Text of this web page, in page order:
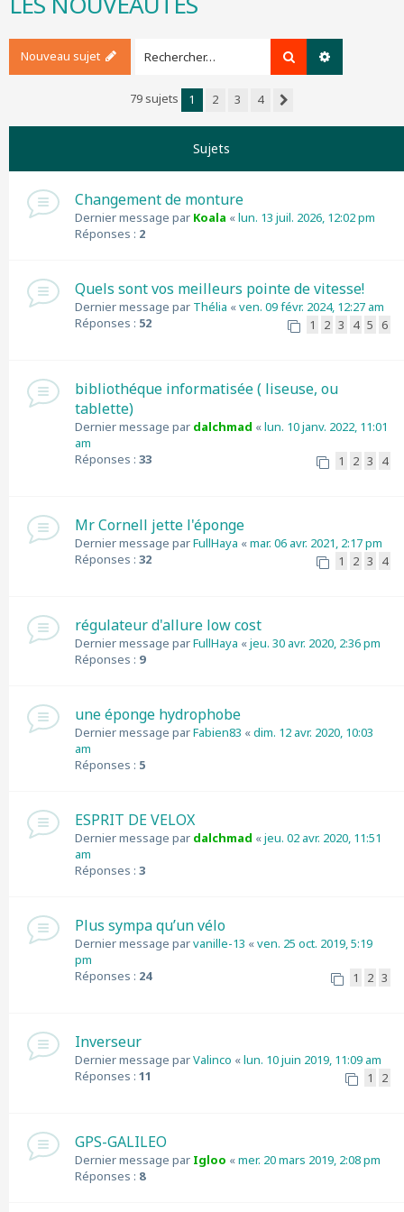
Nouveau sujet Rechercher
79 sujets 1 2 3
4
Sujets
Changement de monture
Dernier message par Koala «lun. 13 juil. 2026, 12:02 pm
Réponses : 2
Quels sont vos meilleurs pointe de vitesse!
Dernier message par Thélia «ven. 09 févr. 2024, 12:27 am
Réponses : 52 1 2 3 4 5 6
bibliothéque informatisée ( liseuse, ou
tablette)
Dernier message par dalchmad «lun. 10 janv. 2022, 11:01
am
Réponses : 33 1 2 3 4
Mr Cornell jette l'éponge
Dernier message parFullHaya «mar. 06 avr. 2021, 2:17 pm
Réponses : 32 1 2 3 4
régulateur d'allure low cost
Dernier message parFullHaya «jeu. 30 avr. 2020, 2:36 pm
Réponses : 9
une éponge hydrophobe
Dernier message parFabien83 «dim. 12 avr. 2020, 10:03
am
Réponses : 5
ESPRIT DE VELOX
Dernier message par dalchmad «jeu. 02 avr. 2020, 11:51
am
Réponses : 3
Plus sympa qu’un vélo
Dernier message parvanille-13 «ven. 25 oct. 2019, 5:19
pm
Réponses : 24 1 2 3
Inverseur
Dernier message parValinco «lun. 10 juin 2019, 11:09 am
Réponses : 11 1 2
GPS-GALILEO
Dernier message par Igloo «mer. 20 mars 2019, 2:08 pm
Réponses : 8